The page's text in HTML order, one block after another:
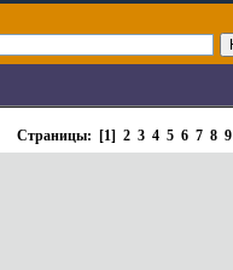
Страницы: [1] 2 3 4 5 6 7 8 9